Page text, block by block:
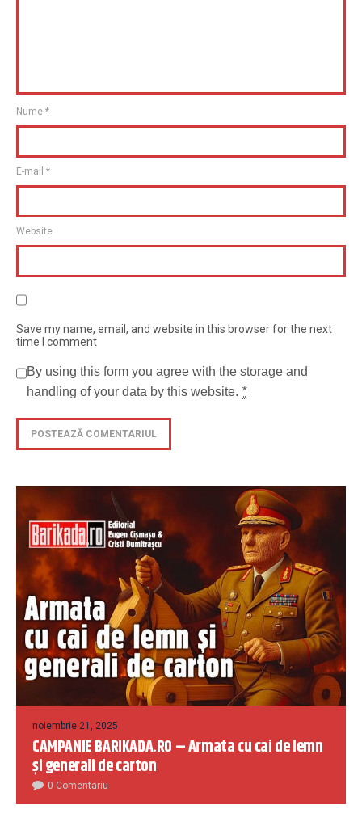
Nume *
E-mail *
Website
Save my name, email, and website in this browser for the next
time I comment
By using this form you agree with the storage and
handling of your data by this website. *
noiembrie 21, 2025
CAMPANIE BARIKADA.RO – Armata cu cai de lemn
și generali de carton
0 Comentariu